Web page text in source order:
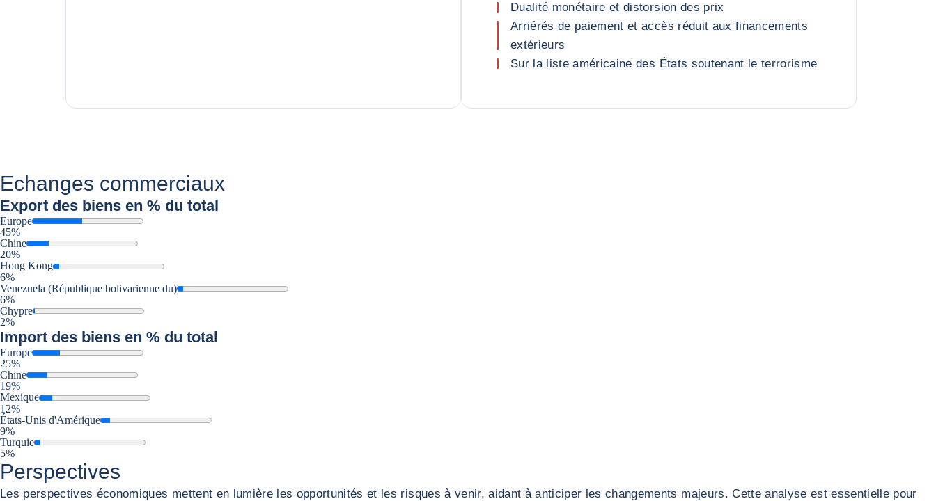
Dualité monétaire et distorsion des prix
Arriérés de paiement et accès réduit aux financements
extérieurs
Sur la liste américaine des États soutenant le terrorisme
Echanges commerciaux
Export des biens en % du total
Europe
45%
Chine
20%
Hong Kong
6%
Venezuela (République bolivarienne du)
6%
Chypre
2%
Import des biens en % du total
Europe
25%
Chine
19%
Mexique
12%
États-Unis d'Amérique
9%
Turquie
5%
Perspectives
Les perspectives économiques mettent en lumière les opportunités et les risques à venir, aidant à anticiper les changements majeurs. Cette analyse est essentielle pour